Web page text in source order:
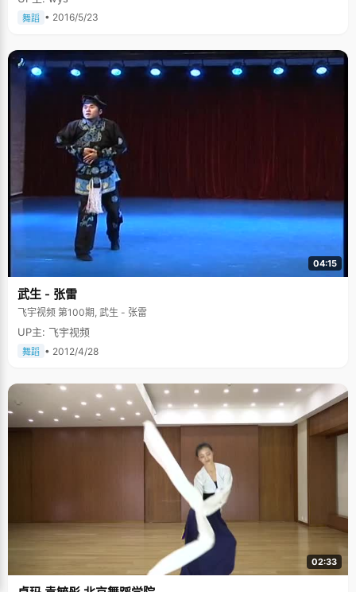
舞蹈 • 2016/5/23
04:15
武生 - 张雷
飞宇视频 第100期, 武生 - 张雷
UP主: 飞宇视频
舞蹈 • 2012/4/28
02:33